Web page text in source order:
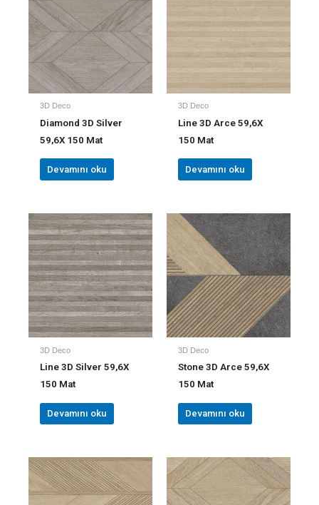
3D Deco
Diamond 3D Silver
59,6X 150 Mat
Devamını oku
3D Deco
Line 3D Arce 59,6X
150 Mat
Devamını oku
3D Deco
Line 3D Silver 59,6X
150 Mat
Devamını oku
3D Deco
Stone 3D Arce 59,6X
150 Mat
Devamını oku